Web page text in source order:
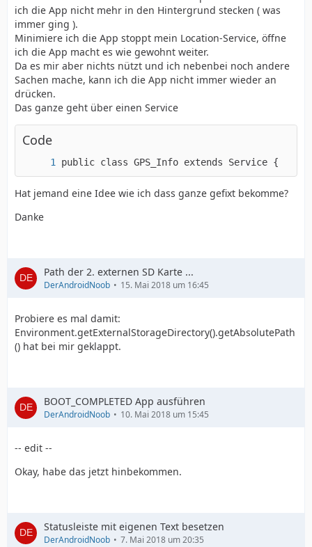
ich die App nicht mehr in den Hintergrund stecken ( was
immer ging ).
Minimiere ich die App stoppt mein Location-Service, öffne
ich die App macht es wie gewohnt weiter.
Da es mir aber nichts nützt und ich nebenbei noch andere
Sachen mache, kann ich die App nicht immer wieder an
drücken.
Das ganze geht über einen Service
Code
public class GPS_Info extends Service {
Hat jemand eine Idee wie ich dass ganze gefixt bekomme?
Danke
Path der 2. externen SD Karte ...
DerAndroidNoob 15. Mai 2018 um 16:45
Probiere es mal damit:
Environment.getExternalStorageDirectory().getAbsolutePath
() hat bei mir geklappt.
BOOT_COMPLETED App ausführen
DerAndroidNoob 10. Mai 2018 um 15:45
-- edit --
Okay, habe das jetzt hinbekommen.
Statusleiste mit eigenen Text besetzen
DerAndroidNoob 7. Mai 2018 um 20:35